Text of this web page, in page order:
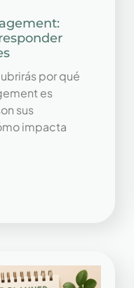
por qué
es
sus
impacta